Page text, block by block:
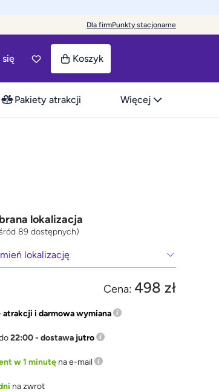
Dla firmPunkty stacjonarne
się Koszyk
Pakiety atrakcji Więcej
lokalizacja
89 dostępnych)
lokalizację
Cena: 498 zł
atrakcji i darmowa wymiana
22:00 - dostawa jutro
w 1 minutę na e-mail
na zwrot